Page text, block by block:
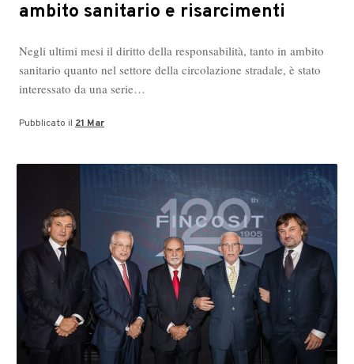
ambito sanitario e risarcimenti
Negli ultimi mesi il diritto della responsabilità, tanto in ambito
sanitario quanto nel settore della circolazione stradale, è stato
interessato da una serie…
Pubblicato il 21 Mar